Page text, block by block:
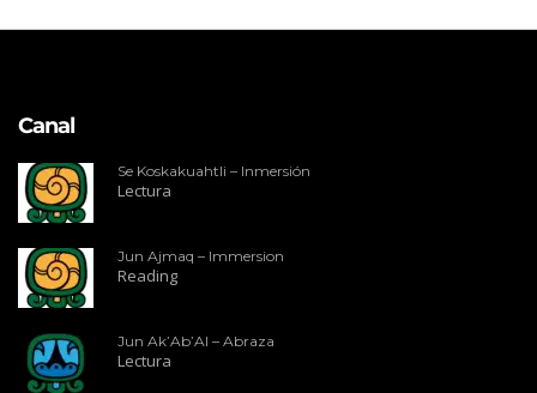
Canal
Se Koskakuahtli – Inmersión
Lectura
Jun Ajmaq – Immersion
Reading
Jun Ak’Ab’Al – Abraza
Lectura